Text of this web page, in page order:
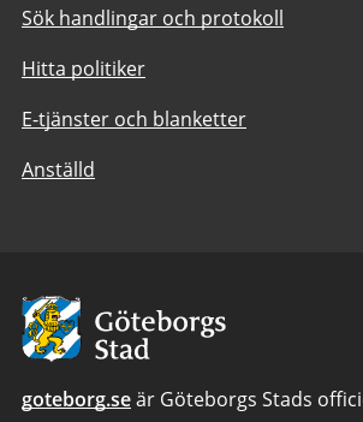
Sök handlingar och protokoll
Hitta politiker
E-tjänster och blanketter
Anställd
Avsändare:
Göteborgs
Stad
goteborg.seär Göteborgs Stads